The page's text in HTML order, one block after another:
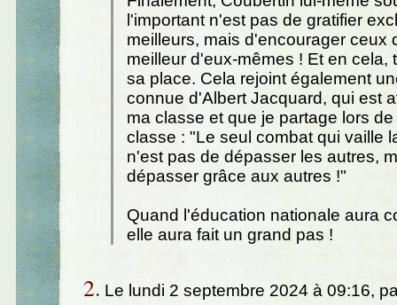
l'important n'est pas de gratifier
meilleurs, mais d'encourager ceux
meilleur d'eux-mêmes ! Et en cela,
sa place. Cela rejoint également
connue d'Albert Jacquard, qui est
ma classe et que je partage lors
classe : "Le seul combat qui vaille
n'est pas de dépasser les autres,
dépasser grâce aux autres !"
Quand l'éducation nationale aura
elle aura fait un grand pas !
2. Le lundi 2 septembre 2024 à 09:16,